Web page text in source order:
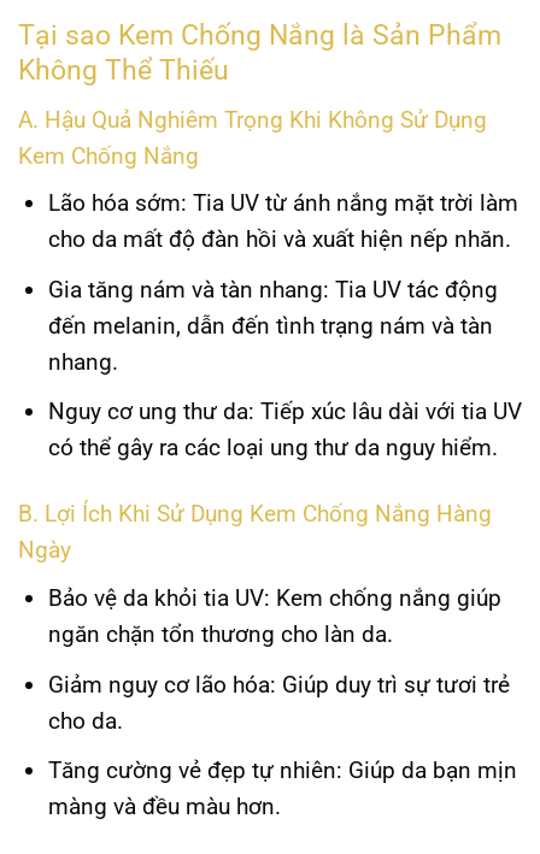
Tại sao Kem Chống Nắng là Sản Phẩm
Không Thể Thiếu
A. Hậu Quả Nghiêm Trọng Khi Không Sử Dụng
Kem Chống Nắng
Lão hóa sớm: Tia UV từ ánh nắng mặt trời làm
cho da mất độ đàn hồi và xuất hiện nếp nhăn.
Gia tăng nám và tàn nhang: Tia UV tác động
đến melanin, dẫn đến tình trạng nám và tàn
nhang.
Nguy cơ ung thư da: Tiếp xúc lâu dài với tia UV
có thể gây ra các loại ung thư da nguy hiểm.
B. Lợi Ích Khi Sử Dụng Kem Chống Nắng Hàng
Ngày
Bảo vệ da khỏi tia UV: Kem chống nắng giúp
ngăn chặn tổn thương cho làn da.
Giảm nguy cơ lão hóa: Giúp duy trì sự tươi trẻ
cho da.
Tăng cường vẻ đẹp tự nhiên: Giúp da bạn mịn
màng và đều màu hơn.